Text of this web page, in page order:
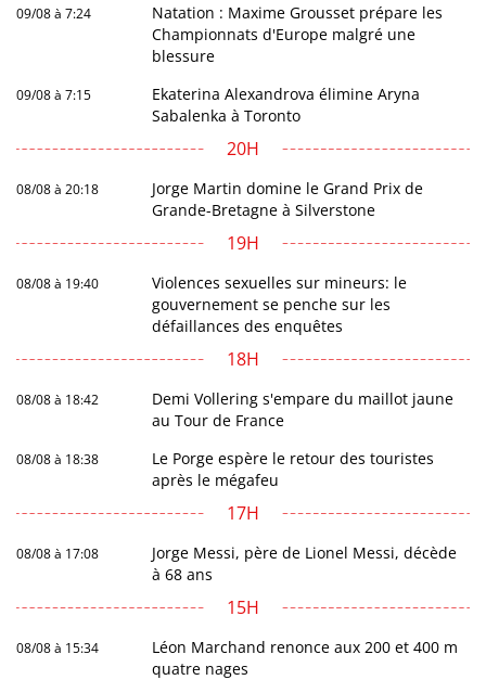
09/08 à 7:24
Natation : Maxime Grousset prépare les
Championnats d'Europe malgré une
blessure
09/08 à 7:15
Ekaterina Alexandrova élimine Aryna
Sabalenka à Toronto
20H
08/08 à 20:18
Jorge Martin domine le Grand Prix de
Grande-Bretagne à Silverstone
19H
08/08 à 19:40
Violences sexuelles sur mineurs: le
gouvernement se penche sur les
défaillances des enquêtes
18H
08/08 à 18:42
Demi Vollering s'empare du maillot jaune
au Tour de France
08/08 à 18:38
Le Porge espère le retour des touristes
après le mégafeu
17H
08/08 à 17:08
Jorge Messi, père de Lionel Messi, décède
à 68 ans
15H
08/08 à 15:34
Léon Marchand renonce aux 200 et 400 m
quatre nages